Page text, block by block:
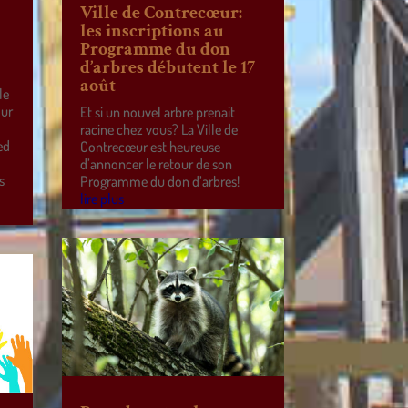
Ville de Contrecœur:
les inscriptions au
Programme du don
d’arbres débutent le 17
août
Et si un nouvel arbre prenait
racine chez vous? La Ville de
Contrecœur est heureuse
d’annoncer le retour de son
Programme du don d’arbres!
lire plus